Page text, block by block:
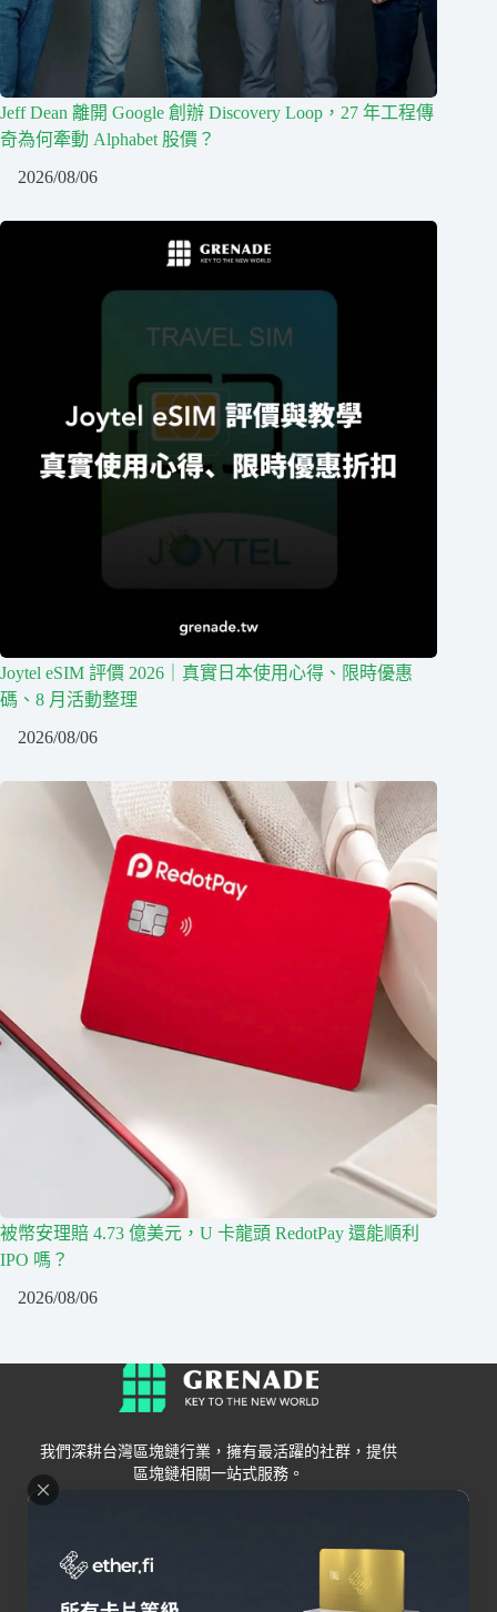
Jeff Dean 離開 Google 創辦 Discovery Loop，27 年工程傳
奇為何牽動 Alphabet 股價？
2026/08/06
Joytel eSIM 評價 2026｜真實日本使用心得、限時優惠
碼、8 月活動整理
2026/08/06
被幣安理賠 4.73 億美元，U 卡龍頭 RedotPay 還能順利
IPO 嗎？
2026/08/06
我們深耕台灣區塊鏈行業，擁有最活躍的社群，提供
區塊鏈相關一站式服務。
Grenade
關於我們
交易所